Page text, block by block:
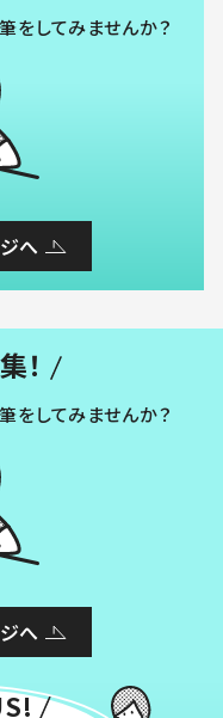
をしてみませんか？
へ
！
をしてみませんか？
へ